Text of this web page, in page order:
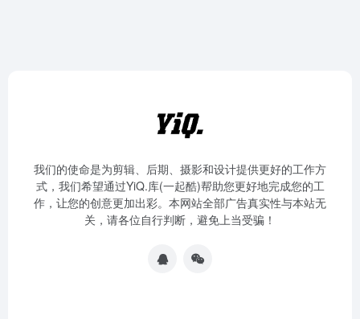
我们的使命是为剪辑、后期、摄影和设计提供更好的工作方
式，我们希望通过YiQ.库(一起酷)帮助您更好地完成您的工
作，让您的创意更加出彩。本网站全部广告真实性与本站无
关，请各位自行判断，避免上当受骗！